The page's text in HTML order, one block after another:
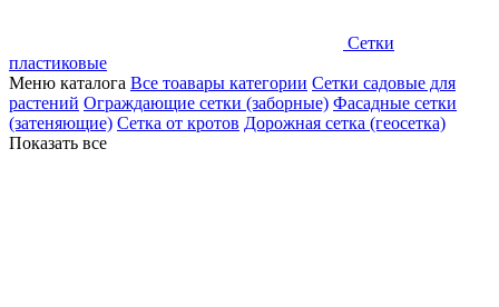
Сетки
пластиковые
Меню каталога Все тоавары категории Сетки садовые для
растений Ограждающие сетки (заборные) Фасадные сетки
(затеняющие) Сетка от кротов Дорожная сетка (геосетка)
Показать все